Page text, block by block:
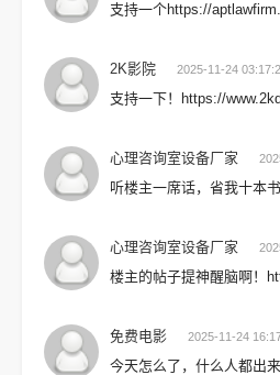
支持一个https://
2K影院 2025-11-24
支持一下！https://
心理咨询室设备厂家
听楼主一席话，省我十本
心理咨询室设备厂家
楼主的帖子提神醒脑啊！
免费电影 2025-11-24
今天怎么了，什么人都出来